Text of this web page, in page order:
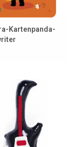
Kartenpanda-